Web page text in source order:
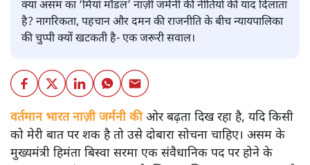
क्या असम का ‘मियां मॉडल’ नाज़ी जर्मनी की नीतियों की याद दिलाता
है? नागरिकता, पहचान और दमन की राजनीति के बीच न्यायपालिका
की चुप्पी क्यों खटकती है- एक जरूरी सवाल।
वर्तमान भारत नाज़ी जर्मनी कीओर बढ़ता दिख रहा है, यदि किसी
को मेरी बात पर शक है तो उसे दोबारा सोचना चाहिए। असम के
मुख्यमंत्री हिमंता बिस्वा सरमा एक संवैधानिक पद पर होने के